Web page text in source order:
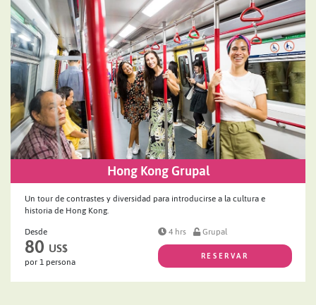
Hong Kong Grupal
Un tour de contrastes y diversidad para introducirse a la cultura e
historia de Hong Kong.
Desde
80 US$
por 1 persona
4 hrs Grupal
RESERVAR